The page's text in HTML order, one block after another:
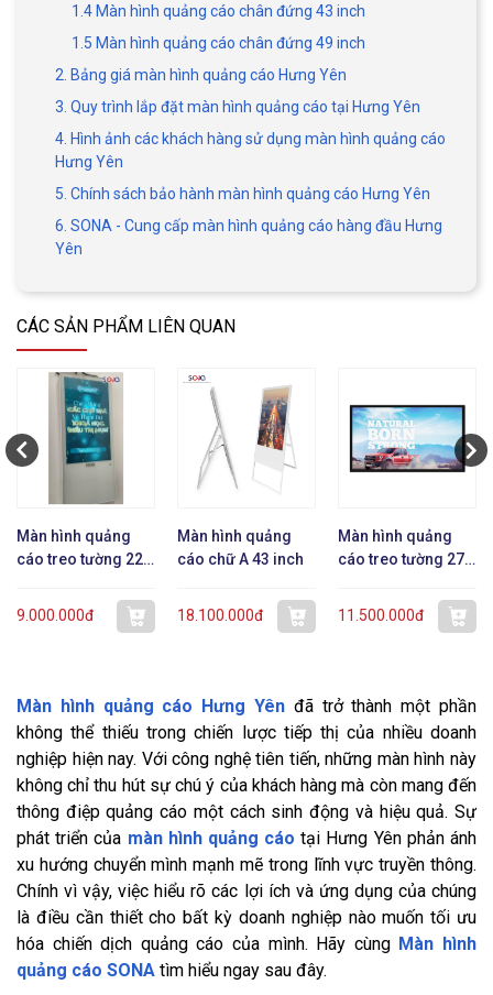
1.4 Màn hình quảng cáo chân đứng 43 inch
1.5 Màn hình quảng cáo chân đứng 49 inch
2. Bảng giá màn hình quảng cáo Hưng Yên
3. Quy trình lắp đặt màn hình quảng cáo tại Hưng Yên
4. Hình ảnh các khách hàng sử dụng màn hình quảng cáo
Hưng Yên
5. Chính sách bảo hành màn hình quảng cáo Hưng Yên
6. SONA - Cung cấp màn hình quảng cáo hàng đầu Hưng
Yên
CÁC SẢN PHẨM LIÊN QUAN
Màn hình quảng
cáo treo tường 22
9.000.000đ
Màn hình quảng
cáo chữ A 43 inch
18.100.000đ
Màn hình quảng
cáo treo tường 27
11.500.000đ
Màn hình quảng cáo Hưng Yên đã trở thành một phần
không thể thiếu trong chiến lược tiếp thị của nhiều doanh
nghiệp hiện nay. Với công nghệ tiên tiến, những màn hình này
không chỉ thu hút sự chú ý của khách hàng mà còn mang đến
thông điệp quảng cáo một cách sinh động và hiệu quả. Sự
phát triển của màn hình quảng cáo tại Hưng Yên phản ánh
xu hướng chuyển mình mạnh mẽ trong lĩnh vực truyền thông.
Chính vì vậy, việc hiểu rõ các lợi ích và ứng dụng của chúng
là điều cần thiết cho bất kỳ doanh nghiệp nào muốn tối ưu
hóa chiến dịch quảng cáo của mình. Hãy cùng Màn hình
quảng cáo SONA tìm hiểu ngay sau đây.